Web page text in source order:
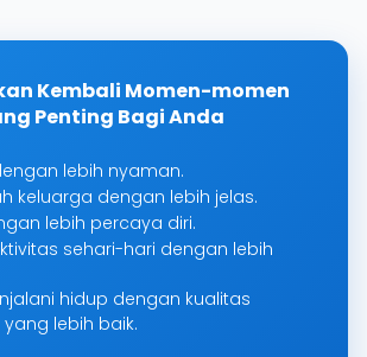
Kembali Momen-momen
Penting Bagi Anda
lebih nyaman.
keluarga dengan lebih jelas.
lebih percaya diri.
sehari-hari dengan lebih
hidup dengan kualitas
lebih baik.